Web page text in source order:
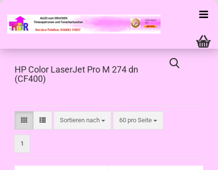
HP Color LaserJet Pro M 274 dn
(CF400)
Sortieren nach
Sortieren nach 60 pro Seite
pro Seite
1